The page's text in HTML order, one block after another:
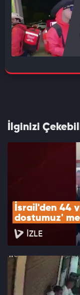
İlginizi
İsrail'den 44
dostumuz'
İZLE